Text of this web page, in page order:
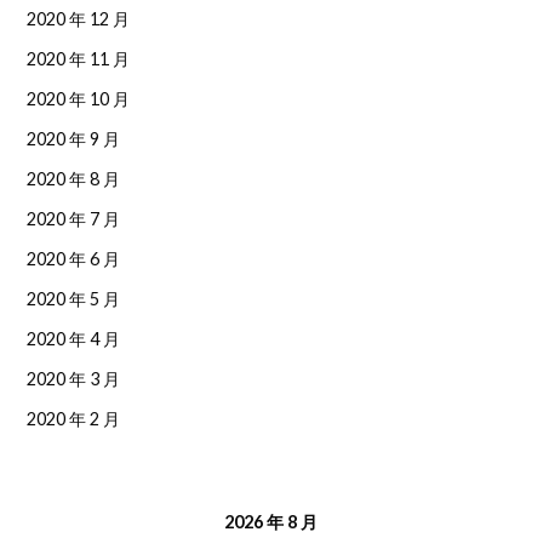
2020 年 12 月
2020 年 11 月
2020 年 10 月
2020 年 9 月
2020 年 8 月
2020 年 7 月
2020 年 6 月
2020 年 5 月
2020 年 4 月
2020 年 3 月
2020 年 2 月
2026 年 8 月